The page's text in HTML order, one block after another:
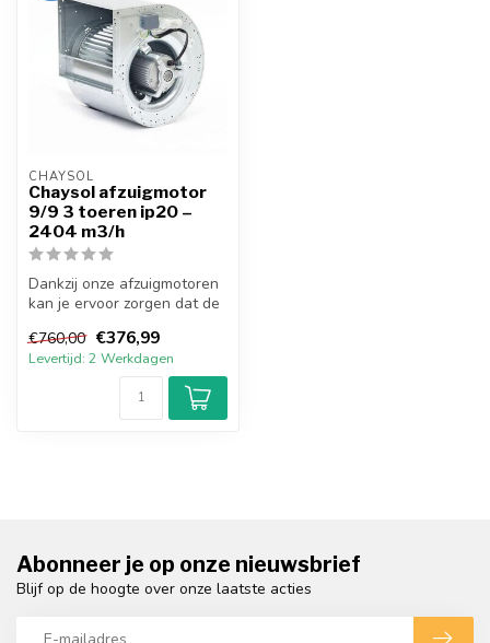
CHAYSOL
Chaysol afzuigmotor
9/9 3 toeren ip20 –
2404 m3/h
Dankzij onze afzuigmotoren
kan je ervoor zorgen dat de
€760,00 €376,99
Levertijd: 2 Werkdagen
Abonneer je op onze nieuwsbrief
Blijf op de hoogte over onze laatste acties